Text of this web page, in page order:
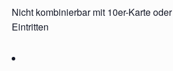
Nicht kombinierbar mit 10er-Karte
Eintritten